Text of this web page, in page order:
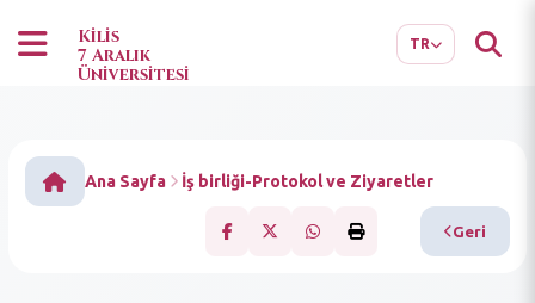
Kilis
7 Aralık
Üniversitesi
TR
Ana Sayfa İş birliği-Protokol ve Ziyaretler
Geri